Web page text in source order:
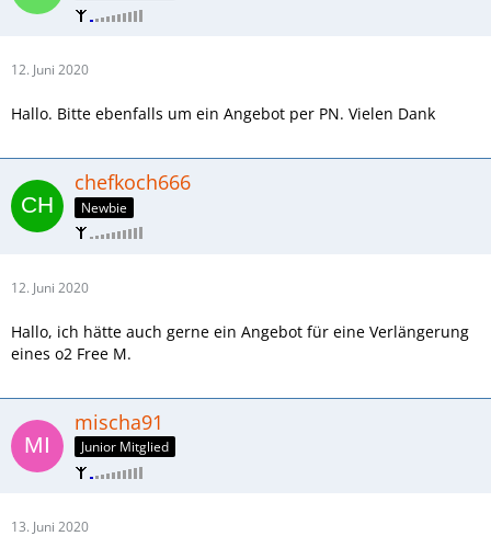
12. Juni 2020
Hallo. Bitte ebenfalls um ein Angebot per PN. Vielen Dank
chefkoch666
Newbie
12. Juni 2020
Hallo, ich hätte auch gerne ein Angebot für eine Verlängerung
eines o2 Free M.
mischa91
Junior Mitglied
13. Juni 2020